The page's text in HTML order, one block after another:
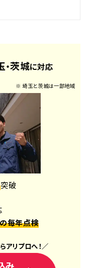
・茨城に対応
※ 埼玉と茨城は一部地域
突破
毎年点検
アリプロへ！／